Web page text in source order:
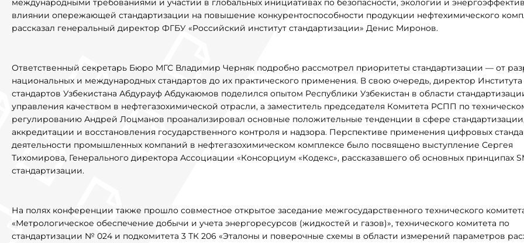
международными требованиями и участии в глобальных инициативах по безопасности, экологии и
влиянии опережающей стандартизации на повышение конкурентоспособности продукции нефтехимического
рассказал генеральный директор ФГБУ «Российский институт стандартизации» Денис Миронов.
Ответственный секретарь Бюро МГС Владимир Черняк подробно рассмотрел приоритеты стандартизации — от
национальных и международных стандартов до их практического применения. В свою очередь, директор Института
стандартов Узбекистана Абдурауф Абдукаюмов поделился опытом Республики Узбекистан в области
управления качеством в нефтегазохимической отрасли, а заместитель председателя Комитета РСПП по
регулированию Андрей Лоцманов проанализировал основные положительные тенденции в сфере
аккредитации и восстановления государственного контроля и надзора. Перспективе применения цифровых
деятельности промышленных компаний в нефтегазохимическом комплексе было посвящено выступление Сергея
Тихомирова, Генерального директора Ассоциации «Консорциум «Кодекс», рассказавшего об основных принципах
стандартизации.
На полях конференции также прошло совместное открытое заседание межгосударственного технического
«Метрологическое обеспечение добычи и учета энергоресурсов (жидкостей и газов)», технического комитета по
стандартизации № 024 и подкомитета 3 ТК 206 «Эталоны и поверочные схемы в области измерений параметров